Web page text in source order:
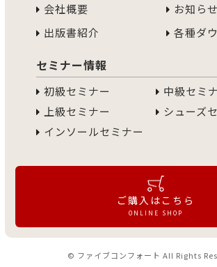
会社概要
お知ら
出版書紹介
各種ダ
セミナー情報
初級セミナー
中級セミ
上級セミナー
シューズ
インソールセミナー
ご購入はこちら
ONLINE SHOP
© ファイブコンフォート All Rights